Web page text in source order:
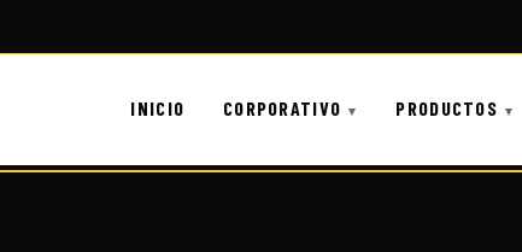
INICIO CORPORATIVO PRODUCTOS